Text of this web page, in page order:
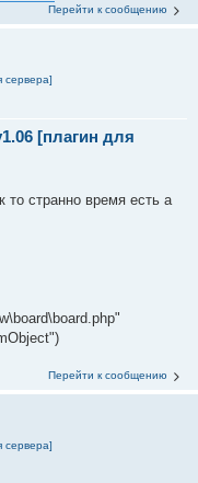
Перейти к сообщению
сервера]
[плагин для
то странно время есть а
Перейти к сообщению
сервера]